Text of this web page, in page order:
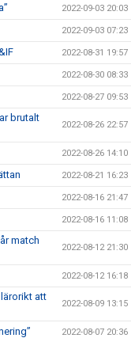
2022-09-03 20:03
2022-09-03 07:23
2022-08-31 19:57
2022-08-30 08:33
2022-08-27 09:53
brutalt
2022-08-26 22:57
2022-08-26 14:10
2022-08-21 16:23
2022-08-16 21:47
2022-08-16 11:08
match
2022-08-12 21:30
2022-08-12 16:18
att
2022-08-09 13:15
2022-08-07 20:36